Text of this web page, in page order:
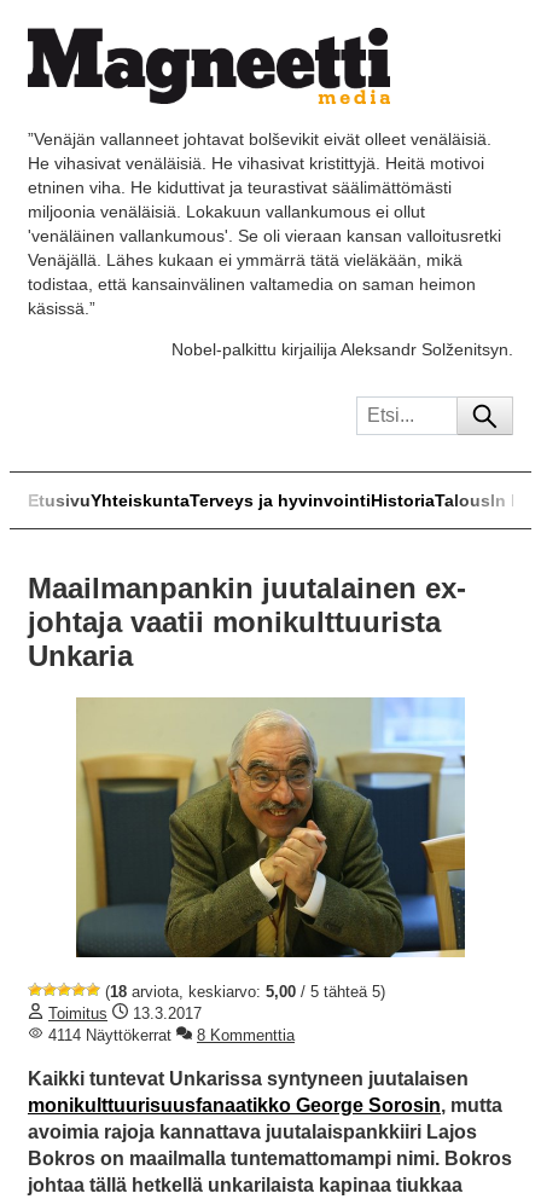
”Venäjän vallanneet johtavat bolševikit eivät olleet venäläisiä.
He vihasivat venäläisiä. He vihasivat kristittyjä. Heitä motivoi
etninen viha. He kiduttivat ja teurastivat säälimättömästi
miljoonia venäläisiä. Lokakuun vallankumous ei ollut
'venäläinen vallankumous'. Se oli vieraan kansan valloitusretki
Venäjällä. Lähes kukaan ei ymmärrä tätä vieläkään, mikä
todistaa, että kansainvälinen valtamedia on saman heimon
käsissä.”
Nobel-palkittu kirjailija Aleksandr Solženitsyn.
EtusivuYhteiskuntaTerveys ja hyvinvointiHistoriaTalousIn
Maailmanpankin juutalainen ex-
johtaja vaatii monikulttuurista
Unkaria
(18 arviota, keskiarvo: 5,00 / 5 tähteä 5)
Toimitus
13.3.2017
4114 Näyttökerrat
8 Kommenttia
Kaikki tuntevat Unkarissa syntyneen juutalaisen
monikulttuurisuusfanaatikko George Sorosin, mutta
avoimia rajoja kannattava juutalaispankkiiri Lajos
Bokros on maailmalla tuntemattomampi nimi. Bokros
johtaa tällä hetkellä unkarilaista kapinaa tiukkaa